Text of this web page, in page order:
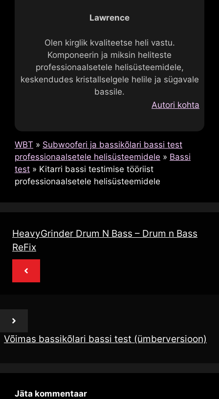
Lawrence
Olen kirglik kvaliteetse heli vastu.
Komponeerin ja miksin heliteste
professionaalsetele helisüsteemidele,
keskendudes kristallselgele helile ja sügavale
bassile.
Autori kohta
WBT » Subwooferi ja bassikõlari bassi test
professionaalsetele helisüsteemidele » Bassi
test » Kitarri bassi testimise tööriist
professionaalsetele helisüsteemidele
HeavyGrinder Drum N Bass – Drum n Bass
ReFix
Võimas bassikõlari bassi test (ümberversioon)
Jäta kommentaar